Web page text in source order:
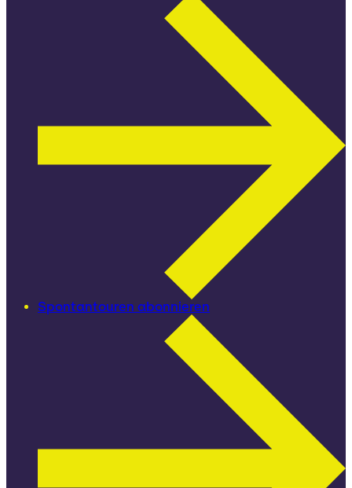
Spontantouren abonnieren